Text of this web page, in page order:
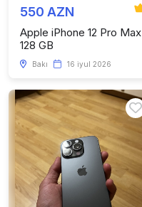
550 AZN
Apple iPhone 12 Pro Max
128 GB
Bakı 16 iyul 2026